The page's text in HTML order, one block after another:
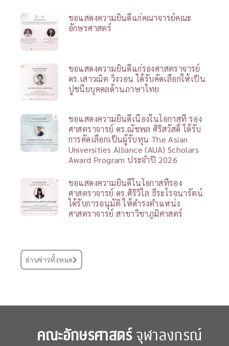
ขอแสดงความยินดีแก่คณาจารย์คณะ
อักษรศาสตร์
ขอแสดงความยินดีแก่รองศาสตราจารย์
ดร.เสาวณิต วิงวอน ได้รับคัดเลือกให้เป็น
ปูชนียบุคคลด้านภาษาไทย
ขอแสดงความยินดีเนื่องในโอกาสที่ รอง
ศาสตราจารย์ ดร.ณัชพล ศิริสวัสดิ์ ได้รับ
การคัดเลือกเป็นผู้รับทุน The Asian
Universities Alliance (AUA) Scholars
Award Program ประจำปี 2026
ขอแสดงความยินดีในโอกาสที่รอง
ศาสตราจารย์ ดร.ศิริวิไล ธีระโรจนารัตน์
ได้รับการอนุมัติ ให้ดำรงตำแหน่ง
ศาสตราจารย์ สาขาวิชาภูมิศาสตร์
อ่านข่าวทั้งหมด
คณะอักษรศาสตร์จุฬาลงกรณ์